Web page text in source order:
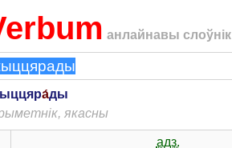
анлайнавы слоўнік
а́ды
якасны
адз.